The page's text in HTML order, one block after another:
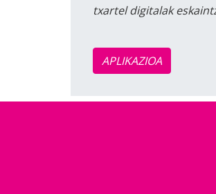
txartel digitalak
APLIKAZIOA